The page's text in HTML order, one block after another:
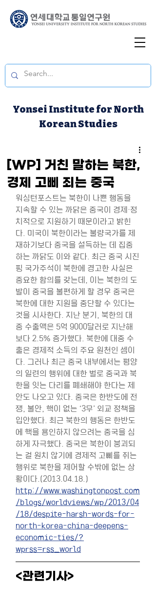
Yonsei Institute for North
Korean Studies
[WP] 거친 말하는 북한,
경제 고삐 죄는 중국
워싱턴포스트는 북한이 나쁜 행동을
지속할 수 있는 까닭은 중국이 경제·정
치적으로 지원하기 때문이라고 밝힌
다. 미국이 북한이라는 불량국가를 제
재하기보다 중국을 설득하는 데 집중
하는 까닭도 이와 같다. 최근 중국 시진
핑 국가주석이 북한에 경고한 사실은
중요한 함의를 갖는데, 이는 북한의 도
발이 중국을 불편하게 할 경우 중국은
북한에 대한 지원을 중단할 수 있다는
것을 시사한다. 지난 분기, 북한의 대
중 수출액은 5억 9000달러로 지난해
보다 2.5% 증가했다. 북한에 대중 수
출은 경제적 소득의 주요 원천인 셈이
다. 그러나 최근 중국 내부에서는 평양
의 일련의 행위에 대한 벌로 중국과 북
한을 잇는 다리를 폐쇄해야 한다는 제
안도 나오고 있다. 중국은 한반도에 전
쟁, 불안, 핵이 없는 ‘3무’ 외교 정책을
입안했다. 최근 북한의 행동은 한반도
에 핵을 용인하지 않으려는 중국을 심
하게 자극했다. 중국은 북한이 붕괴되
는 걸 원치 않기에 경제적 고삐를 쥐는
행위로 북한을 제어할 수밖에 없는 상
황이다.(2013.04.18.)
http://www.washingtonpost.com
/blogs/worldviews/wp/2013/04
/18/despite-harsh-words-for-
north-korea-china-deepens-
economic-ties/?
wprss=rss_world
<관련기사>